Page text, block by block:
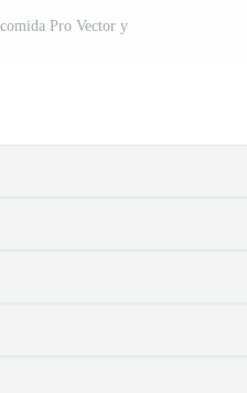
Pro Vector y